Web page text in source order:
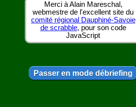
Merci à Alain Mareschal,
webmestre de l'excellent site du
comité régional Dauphiné-Savoie
de scrabble, pour son code
JavaScript
Passer en mode débriefing